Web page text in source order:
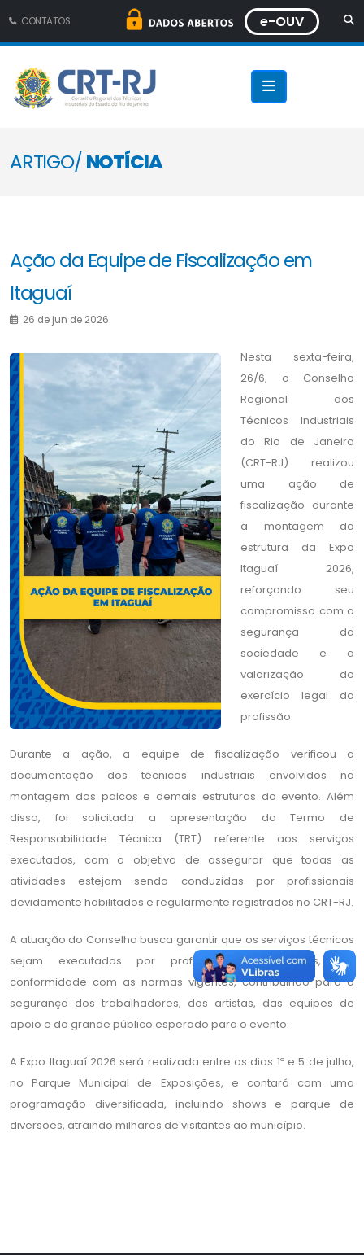
CONTATOS e-OUV
ARTIGO/NOTÍCIA
Ação da Equipe de Fiscalização em
Itaguaí
26 de jun de 2026
Nesta sexta-feira,
26/6, o Conselho
Regional dos
Técnicos Industriais
do Rio de Janeiro
(CRT-RJ) realizou
uma ação de
fiscalização durante
a montagem da
estrutura da Expo
Itaguaí 2026,
reforçando seu
compromisso com a
segurança da
sociedade e a
valorização do
exercício legal da
profissão.
Durante a ação, a equipe de fiscalização verificou a
documentação dos técnicos industriais envolvidos na
montagem dos palcos e demais estruturas do evento. Além
disso, foi solicitada a apresentação do Termo de
Responsabilidade Técnica (TRT) referente aos serviços
executados, com o objetivo de assegurar que todas as
atividades estejam sendo conduzidas por profissionais
devidamente habilitados e regularmente registrados no CRT-RJ.
A atuação do Conselho busca garantir que os serviços técnicos
sejam executados por profissionais qualificados, em
conformidade com as normas vigentes, contribuindo para a
segurança dos trabalhadores, dos artistas, das equipes de
apoio e do grande público esperado para o evento.
A Expo Itaguaí 2026 será realizada entre os dias 1º e 5 de julho,
no Parque Municipal de Exposições, e contará com uma
programação diversificada, incluindo shows e parque de
diversões, atraindo milhares de visitantes ao município.